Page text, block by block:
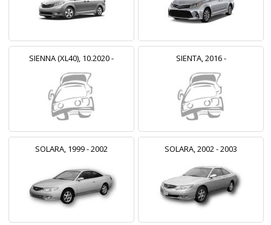
SIENNA (XL40), 10.2020 - SIENTA, 2016 -
SOLARA, 1999 - 2002 SOLARA, 2002 - 2003